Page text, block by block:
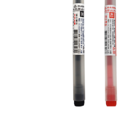
※ 交易是否成功請以「AFTEE先享後付 」之
是否繳費成功／繳費後需取消欲退款等相關
https://
１．透過由恩沛科技股份有限公司提供之「
易，需依本服務之必要範圍內提供個人資料
https://aftee.tw/terms/#terms3
３．未成年的使用者請事先徵得法定代理人
「AFTEE先享後付」，若未經同意申辦者引
每筆NT$60，滿NT$599(含以上)免運費
每筆NT$120，滿NT$899(含以上)免運費